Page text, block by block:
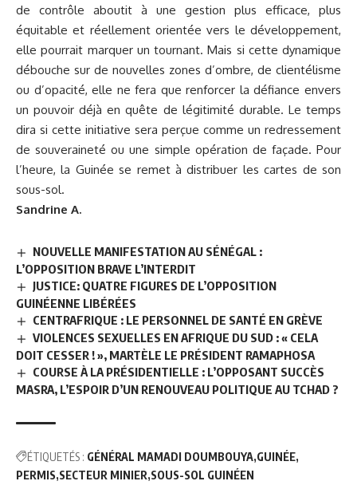
de contrôle aboutit à une gestion plus efficace, plus
équitable et réellement orientée vers le développement,
elle pourrait marquer un tournant. Mais si cette dynamique
débouche sur de nouvelles zones d’ombre, de clientélisme
ou d’opacité, elle ne fera que renforcer la défiance envers
un pouvoir déjà en quête de légitimité durable. Le temps
dira si cette initiative sera perçue comme un redressement
de souveraineté ou une simple opération de façade. Pour
l’heure, la Guinée se remet à distribuer les cartes de son
sous-sol.
Sandrine A.
NOUVELLE MANIFESTATION AU SÉNÉGAL :
L’OPPOSITION BRAVE L’INTERDIT
JUSTICE: QUATRE FIGURES DE L’OPPOSITION
GUINÉENNE LIBÉRÉES
CENTRAFRIQUE : LE PERSONNEL DE SANTÉ EN GRÈVE
VIOLENCES SEXUELLES EN AFRIQUE DU SUD : « CELA
DOIT CESSER ! », MARTÈLE LE PRÉSIDENT RAMAPHOSA
COURSE À LA PRÉSIDENTIELLE : L’OPPOSANT SUCCÈS
MASRA, L’ESPOIR D’UN RENOUVEAU POLITIQUE AU TCHAD ?
ÉTIQUETÉS : GÉNÉRAL MAMADI DOUMBOUYA GUINÉE
PERMIS SECTEUR MINIER SOUS-SOL GUINÉEN